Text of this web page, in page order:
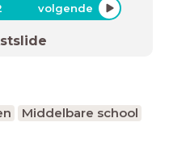
volgende
Middelbare school